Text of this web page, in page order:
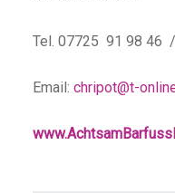
Tel. 07725 91 98
Email: chripot@t-